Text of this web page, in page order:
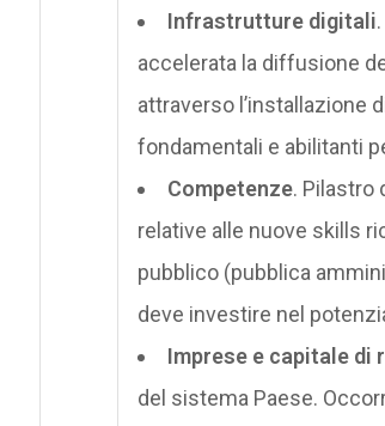
Infrastrutture digitali
accelerata la diffusione
attraverso l’installazione
fondamentali e abilitanti
Competenze. Pilastro
relative alle nuove skills
pubblico (pubblica
deve investire nel
Imprese e capitale di
del sistema Paese.